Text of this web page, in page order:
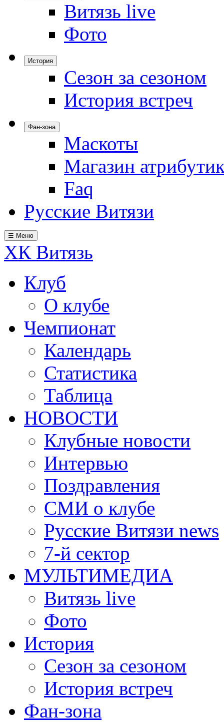
Витязь live
Фото
История
Сезон за сезоном
История встреч
Фан-зона
Маскоты
Магазин
Faq
Русские Витязи
☰ Меню
ХК Витязь
Клуб
О клубе
Чемпионат
Календарь
Статистика
Таблица
НОВОСТИ
Клубные новости
Интервью
Поздравления
СМИ о клубе
Русские Витязи news
7-й сектор
МУЛЬТИМЕДИА
Витязь live
Фото
История
Сезон за сезоном
История встреч
Фан-зона